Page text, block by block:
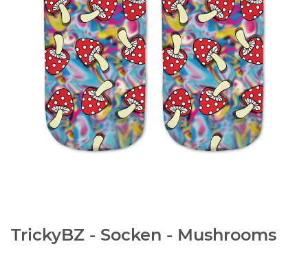
TrickyBZ - Socken - Mushrooms